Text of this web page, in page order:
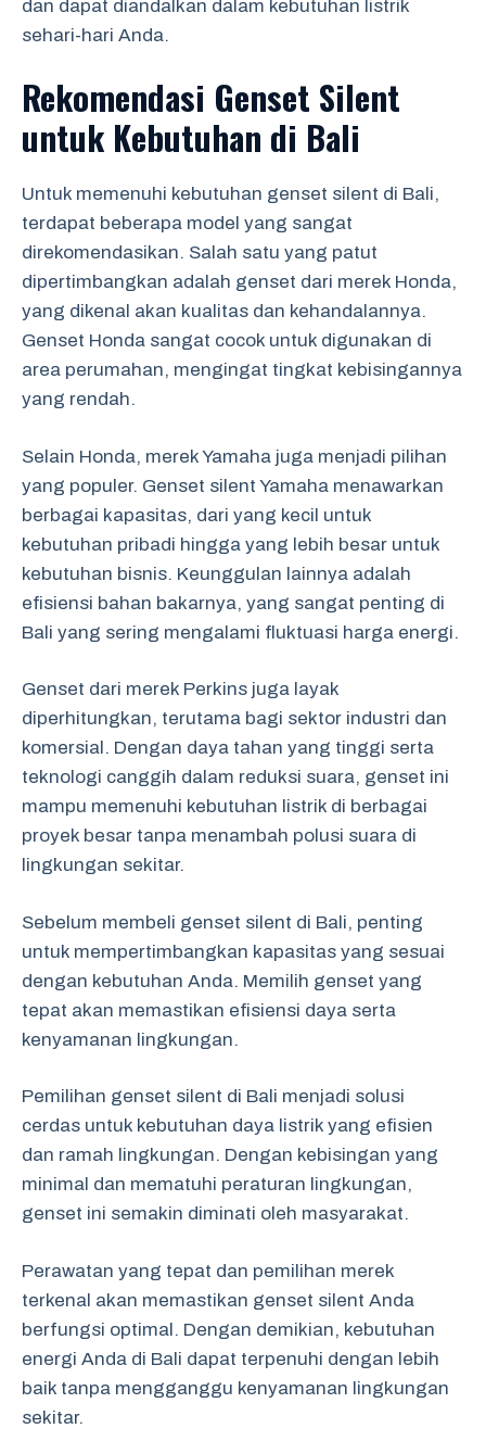
dan dapat diandalkan dalam kebutuhan listrik
sehari-hari Anda.
Rekomendasi Genset Silent
untuk Kebutuhan di Bali
Untuk memenuhi kebutuhan genset silent di Bali,
terdapat beberapa model yang sangat
direkomendasikan. Salah satu yang patut
dipertimbangkan adalah genset dari merek Honda,
yang dikenal akan kualitas dan kehandalannya.
Genset Honda sangat cocok untuk digunakan di
area perumahan, mengingat tingkat kebisingannya
yang rendah.
Selain Honda, merek Yamaha juga menjadi pilihan
yang populer. Genset silent Yamaha menawarkan
berbagai kapasitas, dari yang kecil untuk
kebutuhan pribadi hingga yang lebih besar untuk
kebutuhan bisnis. Keunggulan lainnya adalah
efisiensi bahan bakarnya, yang sangat penting di
Bali yang sering mengalami fluktuasi harga energi.
Genset dari merek Perkins juga layak
diperhitungkan, terutama bagi sektor industri dan
komersial. Dengan daya tahan yang tinggi serta
teknologi canggih dalam reduksi suara, genset ini
mampu memenuhi kebutuhan listrik di berbagai
proyek besar tanpa menambah polusi suara di
lingkungan sekitar.
Sebelum membeli genset silent di Bali, penting
untuk mempertimbangkan kapasitas yang sesuai
dengan kebutuhan Anda. Memilih genset yang
tepat akan memastikan efisiensi daya serta
kenyamanan lingkungan.
Pemilihan genset silent di Bali menjadi solusi
cerdas untuk kebutuhan daya listrik yang efisien
dan ramah lingkungan. Dengan kebisingan yang
minimal dan mematuhi peraturan lingkungan,
genset ini semakin diminati oleh masyarakat.
Perawatan yang tepat dan pemilihan merek
terkenal akan memastikan genset silent Anda
berfungsi optimal. Dengan demikian, kebutuhan
energi Anda di Bali dapat terpenuhi dengan lebih
baik tanpa mengganggu kenyamanan lingkungan
sekitar.